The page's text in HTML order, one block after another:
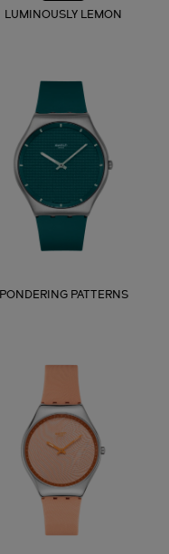
LUMINOUSLY LEMON
PONDERING PATTERNS